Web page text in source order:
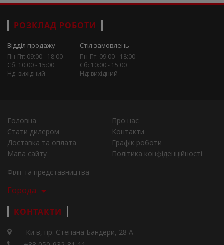
РОЗКЛАД РОБОТИ
Відділ продажу
Пн-Пт: 09:00 - 18:00
Сб: 10:00 - 15:00
Нд: вихідний
Стіл замовлень
Пн-Пт: 09:00 - 18:00
Сб: 10:00 - 15:00
Нд: вихідний
Головна
Про нас
Стати дилером
Контакти
Доставка та оплата
Графік роботи
Мапа сайту
Політика конфіденційності
Філії та представництва
Города
КОНТАКТИ
Київ, пр. Степана Бандери, 28 А